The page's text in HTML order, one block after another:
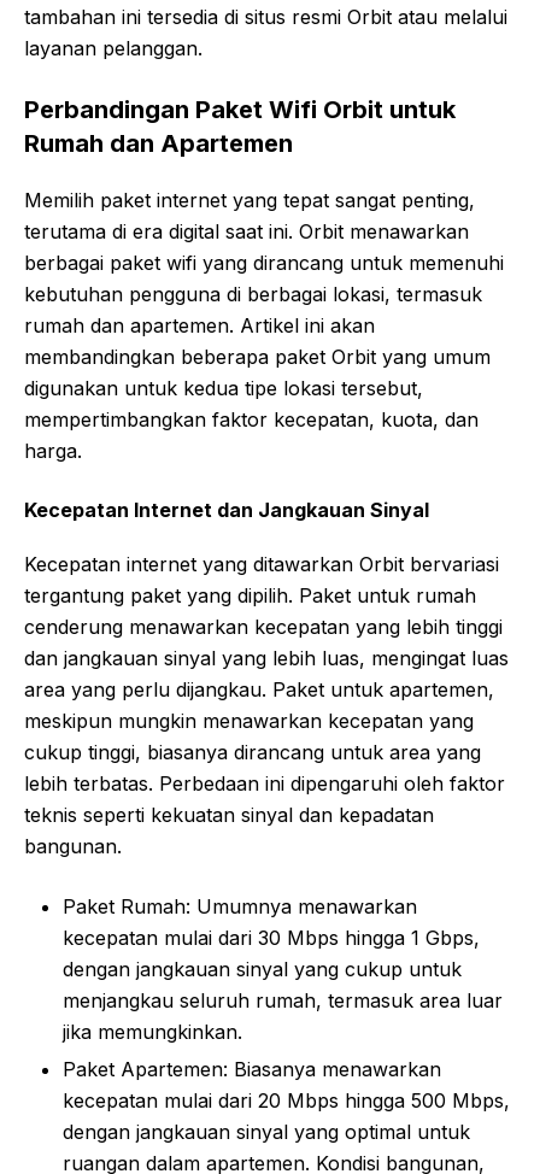
tambahan ini tersedia di situs resmi Orbit atau melalui
layanan pelanggan.
Perbandingan Paket Wifi Orbit untuk
Rumah dan Apartemen
Memilih paket internet yang tepat sangat penting,
terutama di era digital saat ini. Orbit menawarkan
berbagai paket wifi yang dirancang untuk memenuhi
kebutuhan pengguna di berbagai lokasi, termasuk
rumah dan apartemen. Artikel ini akan
membandingkan beberapa paket Orbit yang umum
digunakan untuk kedua tipe lokasi tersebut,
mempertimbangkan faktor kecepatan, kuota, dan
harga.
Kecepatan Internet dan Jangkauan Sinyal
Kecepatan internet yang ditawarkan Orbit bervariasi
tergantung paket yang dipilih. Paket untuk rumah
cenderung menawarkan kecepatan yang lebih tinggi
dan jangkauan sinyal yang lebih luas, mengingat luas
area yang perlu dijangkau. Paket untuk apartemen,
meskipun mungkin menawarkan kecepatan yang
cukup tinggi, biasanya dirancang untuk area yang
lebih terbatas. Perbedaan ini dipengaruhi oleh faktor
teknis seperti kekuatan sinyal dan kepadatan
bangunan.
Paket Rumah: Umumnya menawarkan
kecepatan mulai dari 30 Mbps hingga 1 Gbps,
dengan jangkauan sinyal yang cukup untuk
menjangkau seluruh rumah, termasuk area luar
jika memungkinkan.
Paket Apartemen: Biasanya menawarkan
kecepatan mulai dari 20 Mbps hingga 500 Mbps,
dengan jangkauan sinyal yang optimal untuk
ruangan dalam apartemen. Kondisi bangunan,